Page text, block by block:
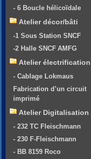
- 6 Boucle hélicoïdale
Atelier décor/bâti
-1 Sous Station SNCF
-2 Halle SNCF AMFG
Atelier électrification
- Cablage Lokmaus
Fabrication d’un circuit
imprimé
Atelier Digitalisation
- 232 TC Fleischmann
- 230 F-Fleischmann
- BB 8159 Roco